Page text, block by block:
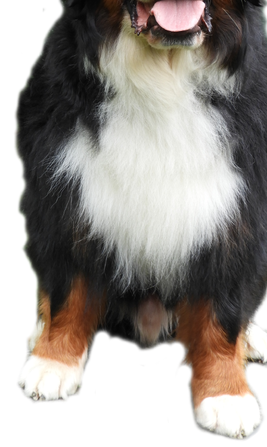
VDH Champion Ladislaw klein
DK Champion kleiner